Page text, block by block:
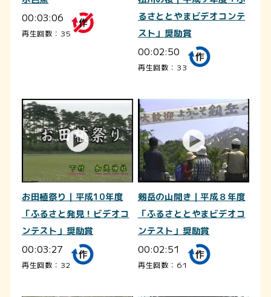
00:03:06
再生回数：35
るさととやまビデオコンテ
スト」奨励賞
00:02:50
再生回数：33
お田植祭り｜平成10年度
「ふるさと発見！ビデオコ
ンテスト」奨励賞
00:03:27
再生回数：32
剱岳の山開き｜平成８年度
「ふるさととやまビデオコ
ンテスト」奨励賞
00:02:51
再生回数：61